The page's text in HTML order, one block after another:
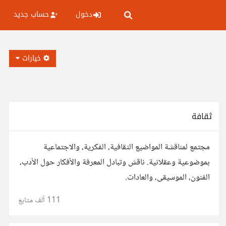
دخول حساب جديد
خيارات
ثقافة
مجتمع لمناقشة المواضيع الثقافية، الفكرية، والاجتماعية
بموضوعية وعقلانية. ناقش وتبادل المعرفة والأفكار حول الأدب،
الفنون، الموسيقى، والعادات.
111 ألف متابع